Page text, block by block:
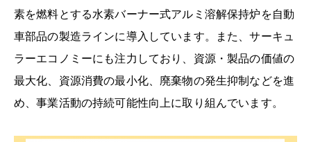
素を燃料とする水素バーナー式アルミ溶解保持炉を自動
車部品の製造ラインに導入しています。また、サーキュ
ラーエコノミーにも注力しており、資源・製品の価値の
最大化、資源消費の最小化、廃棄物の発生抑制などを進
め、事業活動の持続可能性向上に取り組んでいます。